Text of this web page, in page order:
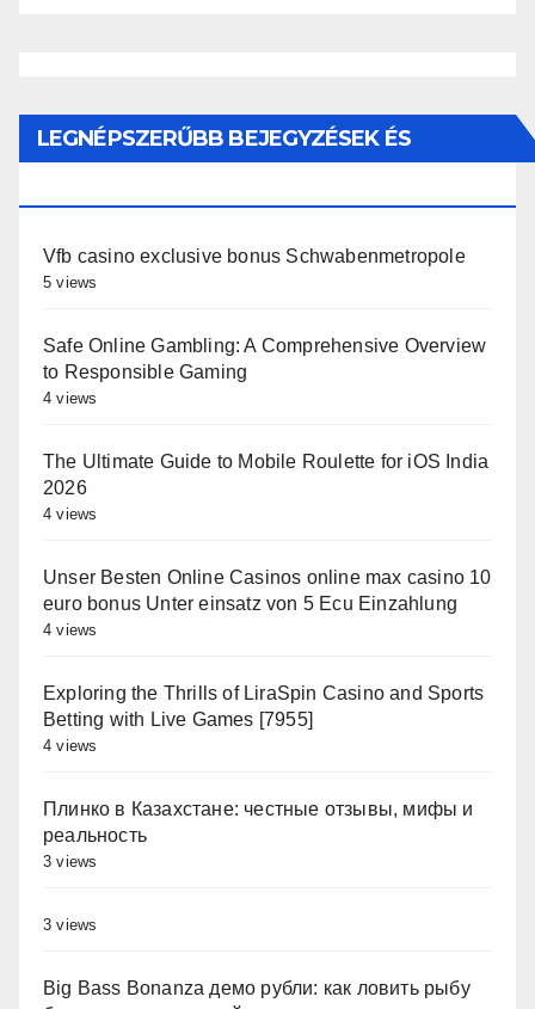
LEGNÉPSZERŰBB BEJEGYZÉSEK ÉS
Vfb casino exclusive bonus Schwabenmetropole
5 views
Safe Online Gambling: A Comprehensive Overview
to Responsible Gaming
4 views
The Ultimate Guide to Mobile Roulette for iOS India
2026
4 views
Unser Besten Online Casinos online max casino 10
euro bonus Unter einsatz von 5 Ecu Einzahlung
4 views
Exploring the Thrills of LiraSpin Casino and Sports
Betting with Live Games [7955]
4 views
Плинко в Казахстане: честные отзывы, мифы и
реальность
3 views
3 views
Big Bass Bonanza демо рубли: как ловить рыбу